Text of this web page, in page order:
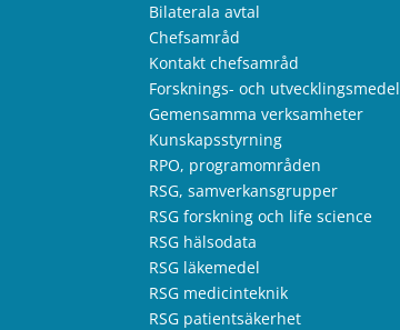
Bilaterala avtal
Chefsamråd
Kontakt chefsamråd
Forsknings- och utvecklingsmedel
Gemensamma verksamheter
Kunskapsstyrning
RPO, programområden
RSG, samverkansgrupper
RSG forskning och life science
RSG hälsodata
RSG läkemedel
RSG medicinteknik
RSG patientsäkerhet